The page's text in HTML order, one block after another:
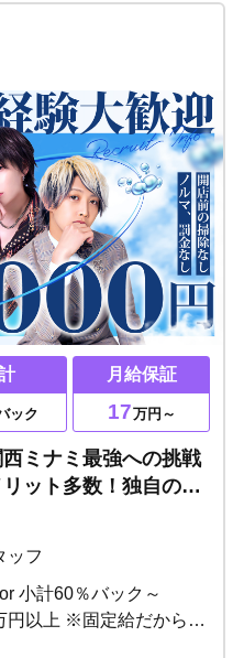
ック
月給保証
17万円～
ミナミ最強への挑戦
ット多数！独自の環
ッフ
小計60％バック～
上 ※固定給だから安定！